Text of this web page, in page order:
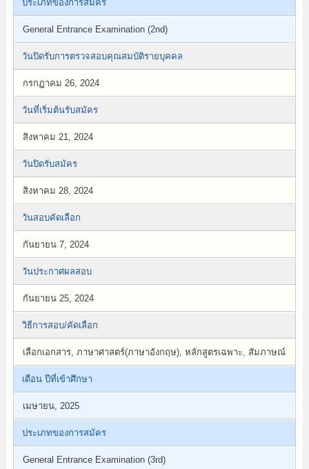
ประเภทของการสมัคร
General Entrance Examination (2nd)
วันปิดรับการตรวจสอบคุณสมบัติรายบุคคล
กรกฏาคม 26, 2024
วันที่เริ่มต้นรับสมัคร
สิงหาคม 21, 2024
วันปิดรับสมัคร
สิงหาคม 28, 2024
วันสอบคัดเลือก
กันยายน 7, 2024
วันประกาศผลสอบ
กันยายน 25, 2024
วิธีการสอบ/คัดเลือก
เลือกเอกสาร, ภาษาศาสตร์(ภาษาอังกฤษ), หลักสูตรเฉพาะ, สัมภาษณ์
เดือน ปีที่เข้าศึกษา
เมษายน, 2025
ประเภทของการสมัคร
General Entrance Examination (3rd)